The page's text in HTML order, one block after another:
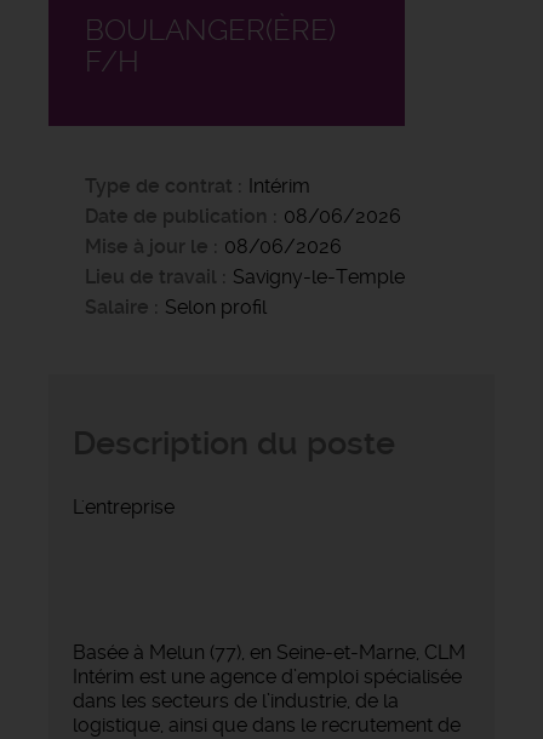
BOULANGER(ÈRE)
F/H
Type de contrat
Intérim
Date de publication
08/06/2026
Mise à jour le
08/06/2026
Lieu de travail
Savigny-le-Temple
Salaire
Selon profil
L'entreprise
Basée à Melun (77), en Seine-et-Marne, CLM
Intérim est une agence d’emploi spécialisée
dans les secteurs de l’industrie, de la
logistique, ainsi que dans le recrutement de